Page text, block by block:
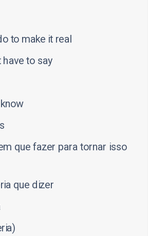
to make it real
have to say
que fazer para tornar isso
que dizer